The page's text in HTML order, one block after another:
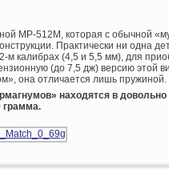
МР-512М, которая с обычной
Практически ни одна
м калибрах (4,5 и 5,5 мм), для
(до 7,5 дж) версию этой
она отличается лишь пружиной.
находятся в
грамма.